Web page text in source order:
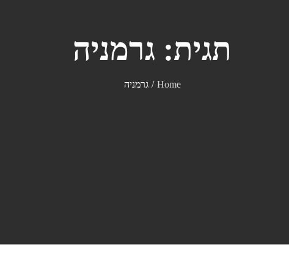
תגית: גרמניה
Home גרמניה